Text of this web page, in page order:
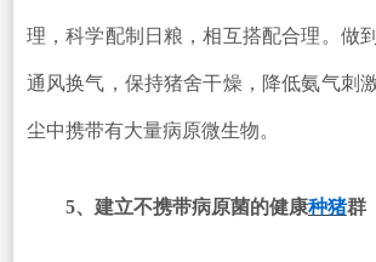
理，科学配制日粮，相互搭配合理。做
通风换气，保持猪舍干燥，降低氨气刺
尘中携带有大量病原微生物。
5、建立不携带病原菌的健康种猪